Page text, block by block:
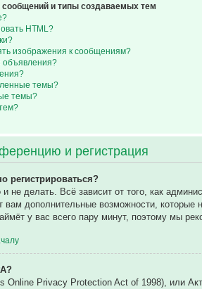
и типы создаваемых тем
HTML?
изображения к сообщениям?
объявления?
темы?
темы?
и регистрация
регистрироваться?
не делать. Всё зависит от того, как
вам дополнительные возможности,
у вас всего пару минут, поэтому мы
Online Privacy Protection Act of 1998), или